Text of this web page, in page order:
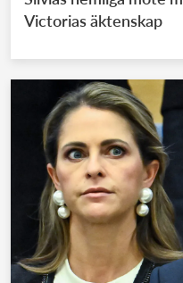
Victorias äktenskap